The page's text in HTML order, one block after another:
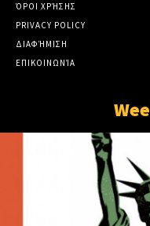
ΌΡΟΙ ΧΡΉΣΗΣ
PRIVACY POLICY
ΔΙΑΦΉΜΙΣΗ
ΕΠΙΚΟΙΝΩΝΊΑ